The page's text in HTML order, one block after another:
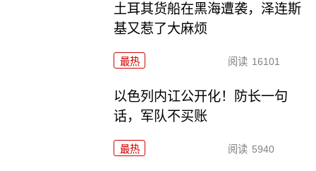
土耳其货船在黑海遭袭，泽连斯
基又惹了大麻烦
最热 阅读 16101
以色列内讧公开化！防长一句
话，军队不买账
最热 阅读 5940